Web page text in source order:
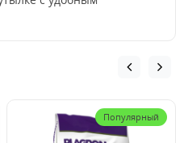
Популярный